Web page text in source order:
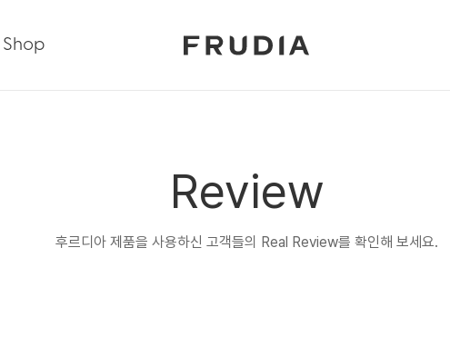
Shop
Review
후르디아 제품을 사용하신 고객들의 Real Review를 확인해 보세요.